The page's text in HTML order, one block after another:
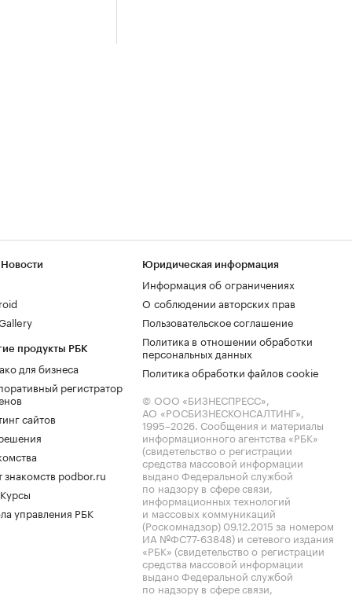
продукты РБК
для бизнеса
регистратор
сайтов
знакомств podbor.ru
управления РБК
Юридическая информация
Информация об ограничениях
О соблюдении авторских прав
Пользовательское соглашение
Политика в отношении обработки
персональных данных
Политика обработки файлов cookie
© ООО «БИЗНЕСПРЕСС»,
АО «РОСБИЗНЕСКОНСАЛТИНГ»,
1995–2026. Сообщения и материалы
информационного агентства «РБК»
(свидетельство о регистрации
средства массовой информации
выдано Федеральной службой
по надзору в сфере связи,
информационных технологий
и массовых коммуникаций
(Роскомнадзор) 09.12.2015 за номером
ИА №ФС77-63848) и сетевого издания
«РБК» (свидетельство о регистрации
средства массовой информации
выдано Федеральной службой
по надзору в сфере связи,